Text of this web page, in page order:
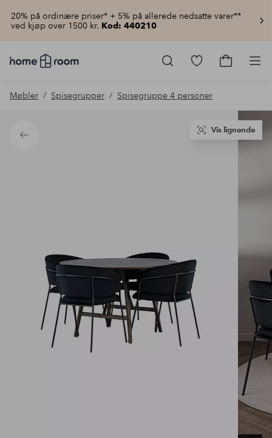
20% på ordinære priser* + 5% på allerede nedsatte varer**
ved kjøp over 1500 kr. Kod: 440210
Homeroom
–
hjemmet
pris
Gå
produkter
Gå
Møbler Spisegrupper Spisegruppe 4 personer
Tilbake
Vis lignende